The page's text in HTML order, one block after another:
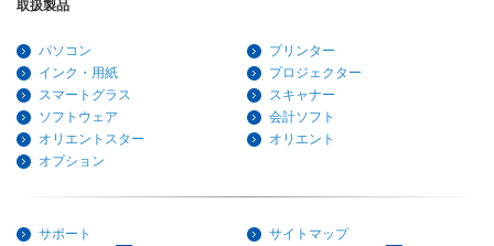
取扱製品
パソコン
プリンター
インク・用紙
プロジェクター
スマートグラス
スキャナー
ソフトウェア
会計ソフト
オリエントスター
オリエント
オプション
サポート サイトマップ